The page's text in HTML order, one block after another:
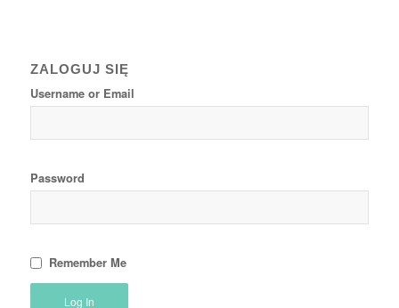
ZALOGUJ SIĘ
Username or Email
Password
Remember Me